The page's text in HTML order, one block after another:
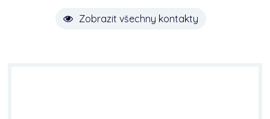
Zobrazit všechny kontakty